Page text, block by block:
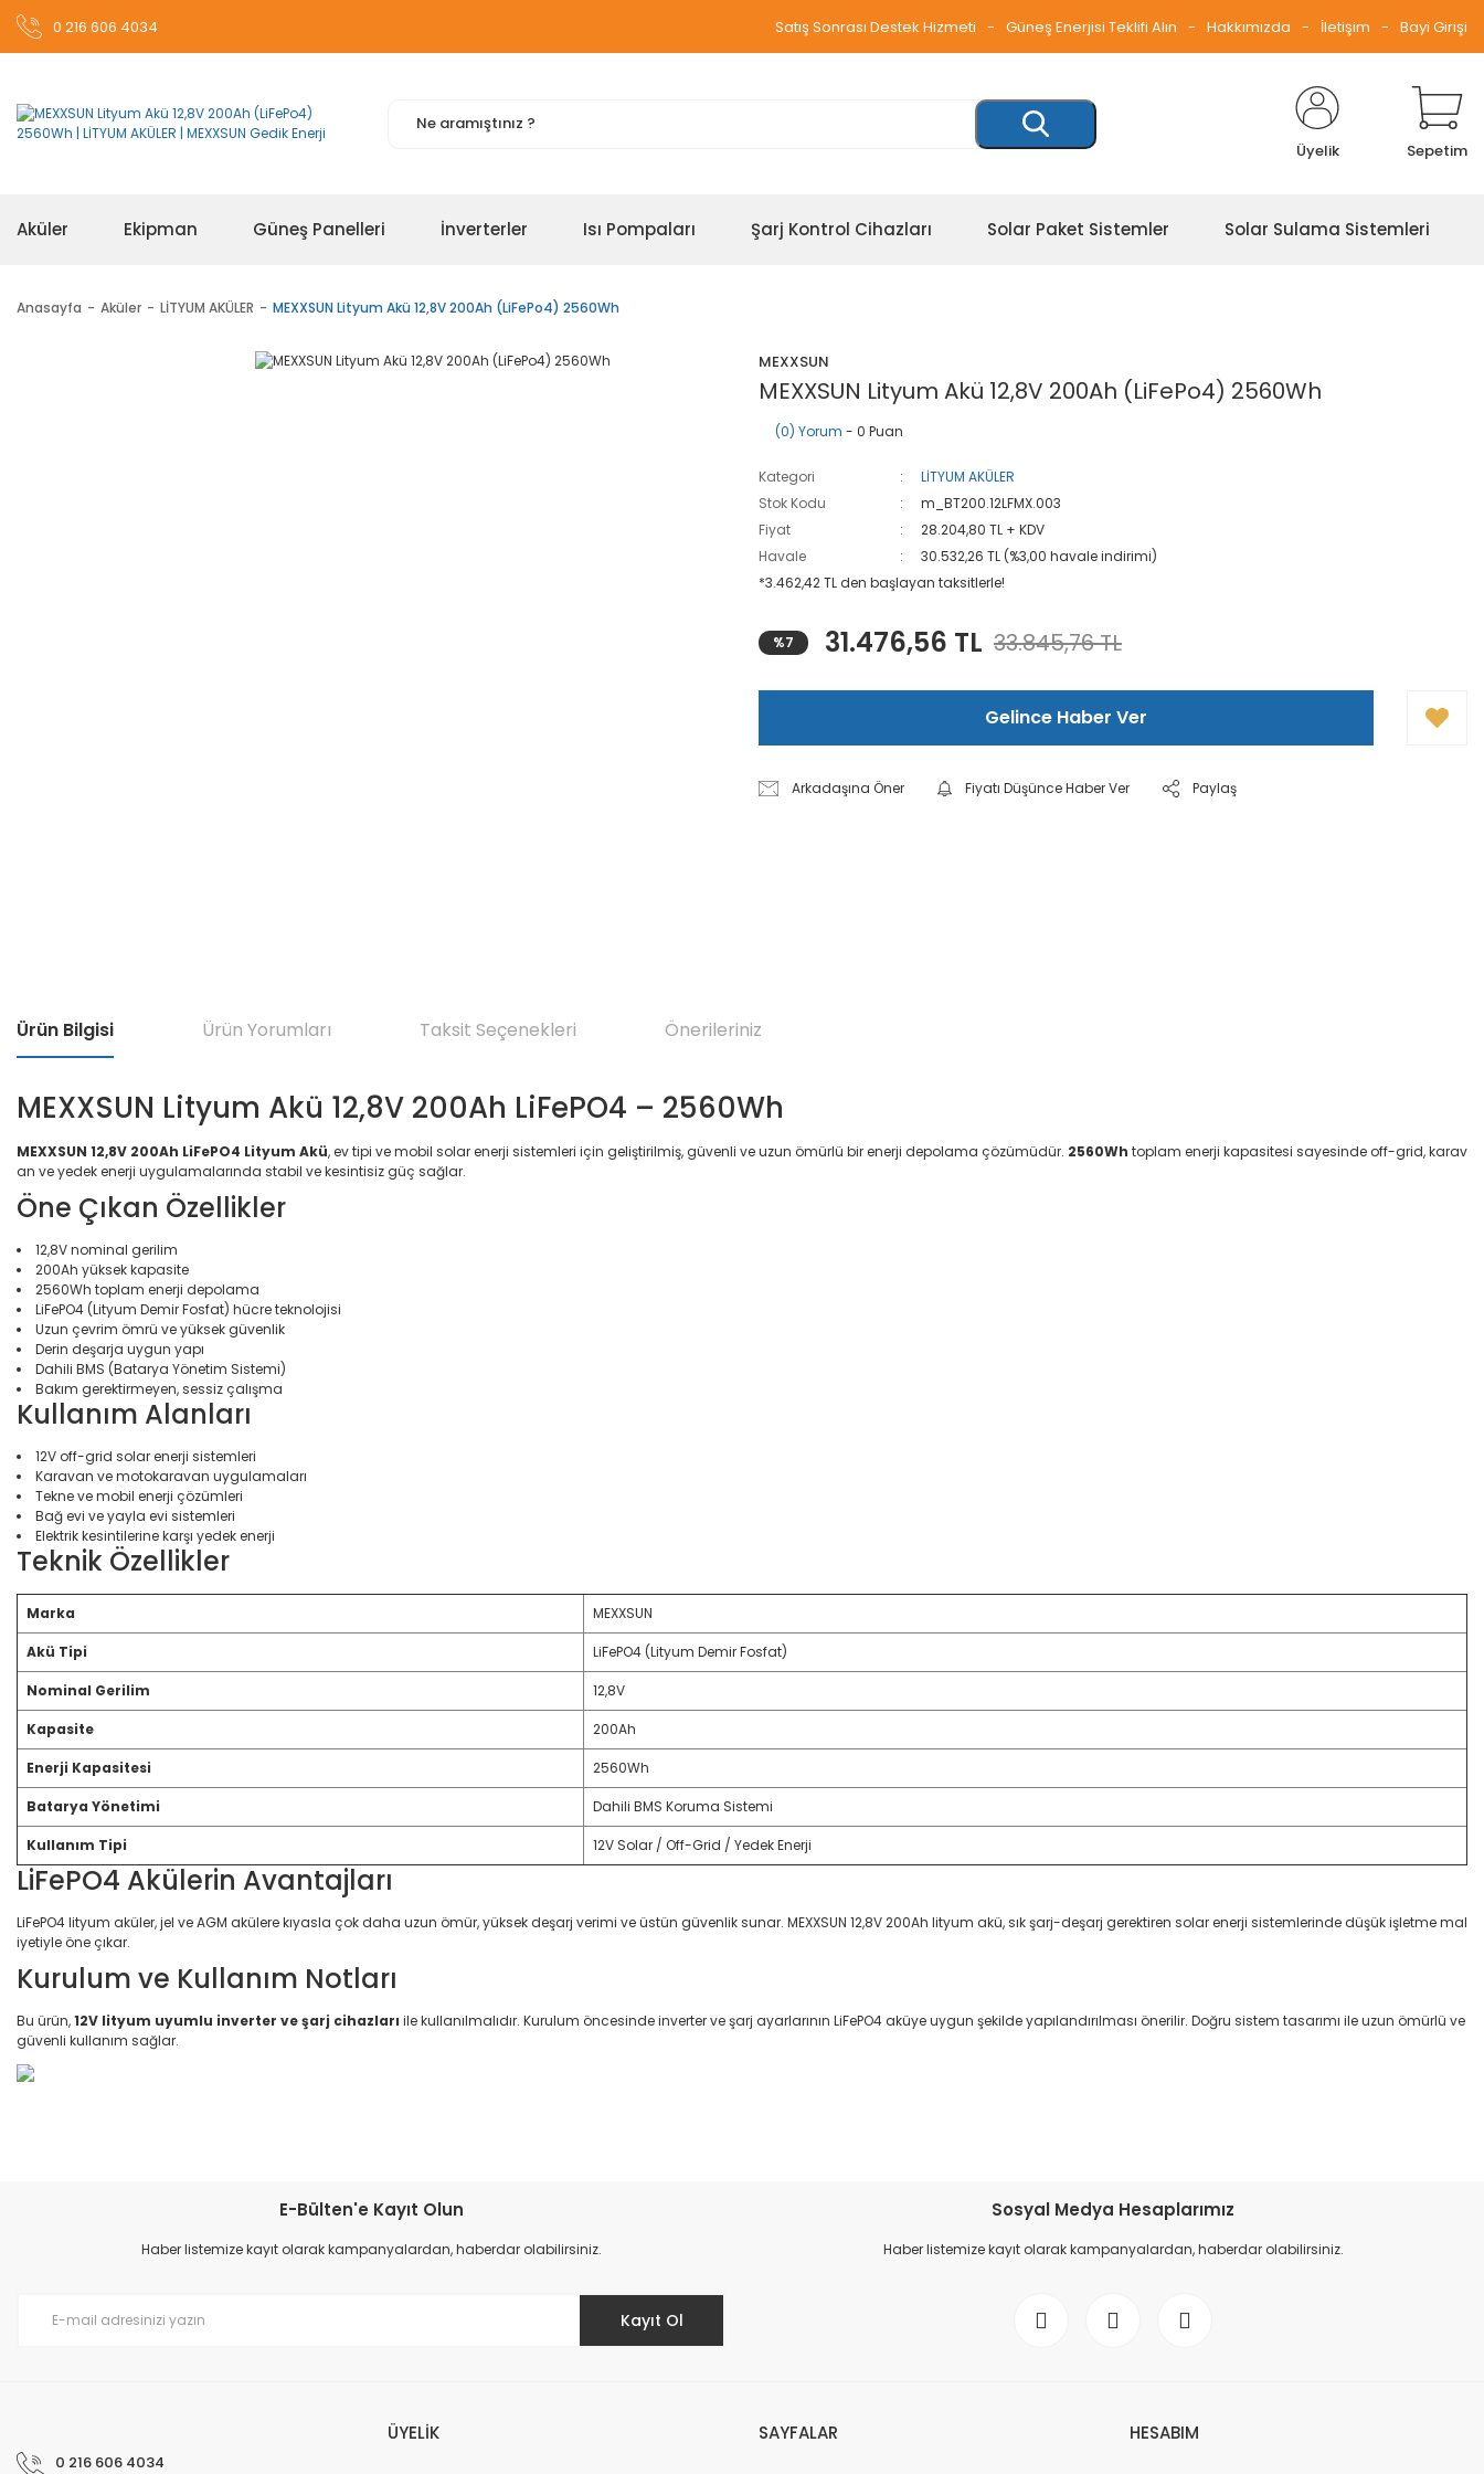
0 216 606 4034 Satış Sonrası Destek Hizmeti Güneş Enerjisi Teklifi Alın Hakkımızda İletişim Bayi Girişi
Üyelik Sepetim
Aküler Ekipman Güneş Panelleri İnverterler Isı Pompaları Şarj Kontrol Cihazları Solar Paket Sistemler Solar Sulama Sistemleri
Anasayfa Aküler LİTYUM AKÜLER MEXXSUN Lityum Akü 12,8V 200Ah (LiFePo4) 2560Wh
MEXXSUN
MEXXSUN Lityum Akü 12,8V 200Ah (LiFePo4) 2560Wh
(0) Yorum - 0 Puan
Kategori
LİTYUM AKÜLER
Stok Kodu
m_BT200.12LFMX.003
Fiyat
28.204,80 TL + KDV
Havale
30.532,26 TL (%3,00 havale indirimi)
*3.462,42 TL den başlayan taksitlerle!
%7 31.476,56 TL 33.845,76 TL
Gelince Haber Ver
Arkadaşına Öner Fiyatı Düşünce Haber Ver Paylaş
Ürün Bilgisi Ürün Yorumları Taksit Seçenekleri Önerileriniz
MEXXSUN Lityum Akü 12,8V 200Ah LiFePO4 – 2560Wh
MEXXSUN 12,8V 200Ah LiFePO4 Lityum Akü, ev tipi ve mobil solar enerji sistemleri için geliştirilmiş, güvenli ve uzun ömürlü bir enerji depolama çözümüdür. 2560Wh toplam enerji kapasitesi sayesinde off-grid, karav
an ve yedek enerji uygulamalarında stabil ve kesintisiz güç sağlar.
Öne Çıkan Özellikler
12,8V nominal gerilim
200Ah yüksek kapasite
2560Wh toplam enerji depolama
LiFePO4 (Lityum Demir Fosfat) hücre teknolojisi
Uzun çevrim ömrü ve yüksek güvenlik
Derin deşarja uygun yapı
Dahili BMS (Batarya Yönetim Sistemi)
Bakım gerektirmeyen, sessiz çalışma
Kullanım Alanları
12V off-grid solar enerji sistemleri
Karavan ve motokaravan uygulamaları
Tekne ve mobil enerji çözümleri
Bağ evi ve yayla evi sistemleri
Elektrik kesintilerine karşı yedek enerji
Teknik Özellikler
Marka MEXXSUN
Akü Tipi LiFePO4 (Lityum Demir Fosfat)
Nominal Gerilim 12,8V
Kapasite 200Ah
Enerji Kapasitesi 2560Wh
Batarya Yönetimi Dahili BMS Koruma Sistemi
Kullanım Tipi 12V Solar / Off-Grid / Yedek Enerji
LiFePO4 Akülerin Avantajları
LiFePO4 lityum aküler, jel ve AGM akülere kıyasla çok daha uzun ömür, yüksek deşarj verimi ve üstün güvenlik sunar. MEXXSUN 12,8V 200Ah lityum akü, sık şarj-deşarj gerektiren solar enerji sistemlerinde düşük işletme mal
iyetiyle öne çıkar.
Kurulum ve Kullanım Notları
Bu ürün,12V lityum uyumlu inverter ve şarj cihazları ile kullanılmalıdır. Kurulum öncesinde inverter ve şarj ayarlarının LiFePO4 aküye uygun şekilde yapılandırılması önerilir. Doğru sistem tasarımı ile uzun ömürlü ve
güvenli kullanım sağlar.
Ürün resmi kalitesiz, bozuk veya görüntülenemiyor.
E-Bülten'e Kayıt Olun
Haber listemize kayıt olarak kampanyalardan, haberdar olabilirsiniz.
Kayıt Ol
Sosyal Medya Hesaplarımız
Haber listemize kayıt olarak kampanyalardan, haberdar olabilirsiniz.
0 216 606 4034
ÜYELİK SAYFALAR HESABIM